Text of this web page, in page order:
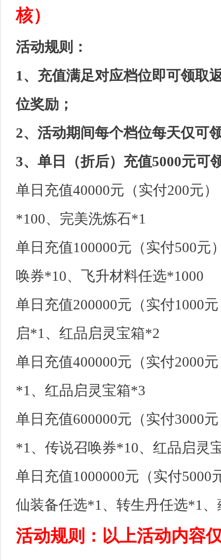
核）
活动规则：
1、充值满足对应档位即可领取
位奖励；
2、活动期间每个档位每天仅可
3、单日（折后）充值5000元可
单日充值40000元（实付200元
*100、完美洗炼石*1
单日充值100000元（实付500
唤券*10、飞升材料任选*1000
单日充值200000元（实付1000
启*1、红品启灵宝箱*2
单日充值400000元（实付2000
*1、红品启灵宝箱*3
单日充值600000元（实付3000
*1、传说召唤券*10、红品启灵
单日充值1000000元（实付
仙装备任选*1、转生丹任选*1
活动规则：以上活动内容